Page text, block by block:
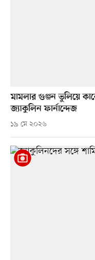
মামলার গুঞ্জন ভুলিয়ে
জ্যাকুলিন ফার্নান্দেজ
১৯ মে ২০২৬